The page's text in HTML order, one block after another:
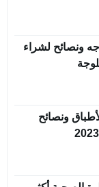
ونصائح لشراء
ونصائح